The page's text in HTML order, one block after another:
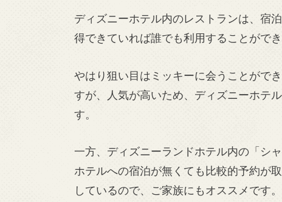
ディズニーホテル内のレストランは、宿
得できていれば誰でも利用することができ
やはり狙い目はミッキーに会うことがで
すが、人気が高いため、ディズニーホテ
す。
一方、ディズニーランドホテル内の「シ
ホテルへの宿泊が無くても比較的予約が
しているので、ご家族にもオススメです。